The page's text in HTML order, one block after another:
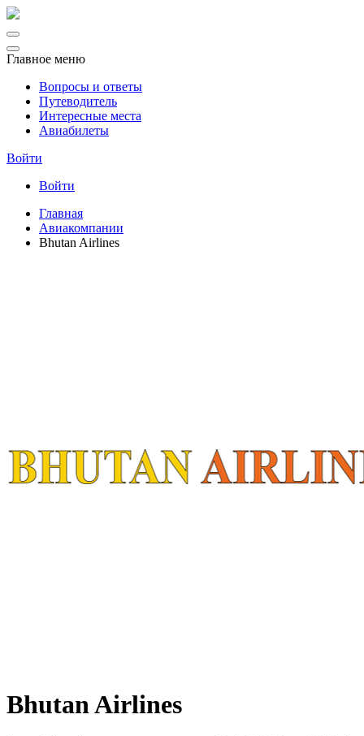
Главное меню
Вопросы и ответы
Путеводитель
Интересные места
Авиабилеты
Войти
Войти
Главная
Авиакомпании
Bhutan Airlines
Bhutan Airlines